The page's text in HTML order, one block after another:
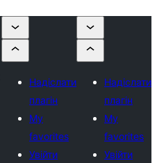
Надіслати
плагін
My
favorites
Увійти
Надіслати
плагін
My
favorites
Увійти